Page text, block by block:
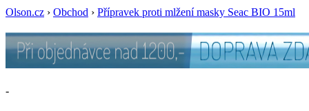
Olson.cz › Obchod › Přípravek proti mlžení masky Seac BIO 15ml
-